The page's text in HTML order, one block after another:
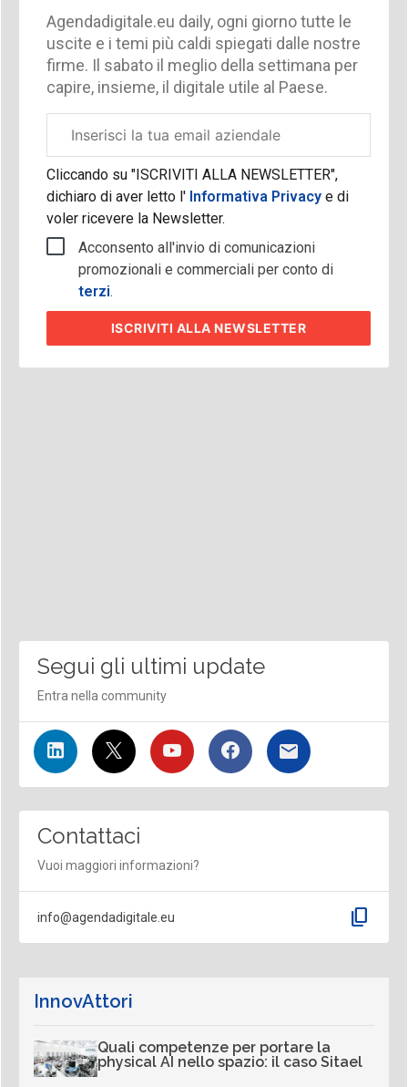
Agendadigitale.eu daily, ogni giorno tutte le
uscite e i temi più caldi spiegati dalle nostre
firme. Il sabato il meglio della settimana per
capire, insieme, il digitale utile al Paese.
aziendale
Cliccando su "ISCRIVITI ALLA NEWSLETTER",
dichiaro di aver letto l'Informativa Privacy e di
voler ricevere la Newsletter.
Acconsento all'invio di comunicazioni
promozionali e commerciali per conto di
terzi.
ISCRIVITI ALLA NEWSLETTER
Segui gli ultimi update
Entra nella community
Contattaci
Vuoi maggiori informazioni?
info@agendadigitale.eu content_copy
InnovAttori
Quali competenze per portare la
physical AI nello spazio: il caso Sitael